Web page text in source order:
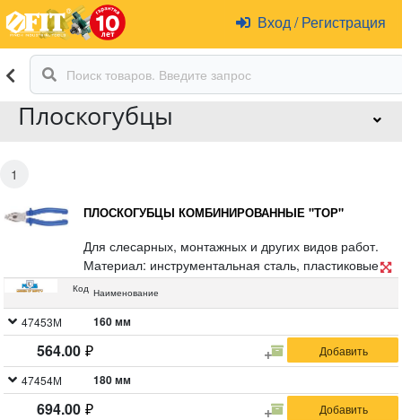
Вход /Регистрация
Плоскогубцы
1
ПЛОСКОГУБЦЫ КОМБИНИРОВАННЫЕ "ТОР"
Для слесарных, монтажных и других видов работ.
Материал: инструментальная сталь, пластиковые
ручки. Упаковка: пластиковый подвес.
Код Наименование
47453М 160 мм
564.00
47454М 180 мм
694.00